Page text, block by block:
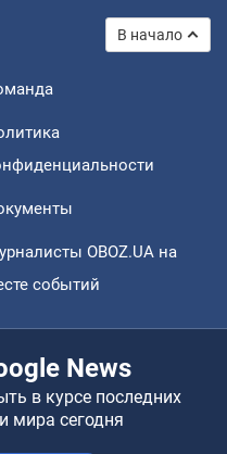
В начало
OBOZ.UA на
событий
News
в курсе последних
мира сегодня